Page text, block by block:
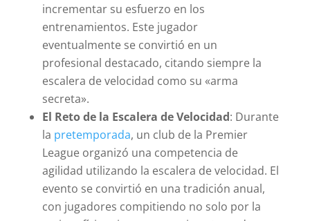
incrementar su esfuerzo en los
entrenamientos. Este jugador
eventualmente se convirtió en un
profesional destacado, citando siempre la
escalera de velocidad como su «arma
secreta».
El Reto de la Escalera de Velocidad: Durante
la pretemporada, un club de la Premier
League organizó una competencia de
agilidad utilizando la escalera de velocidad. El
evento se convirtió en una tradición anual,
con jugadores compitiendo no solo por la